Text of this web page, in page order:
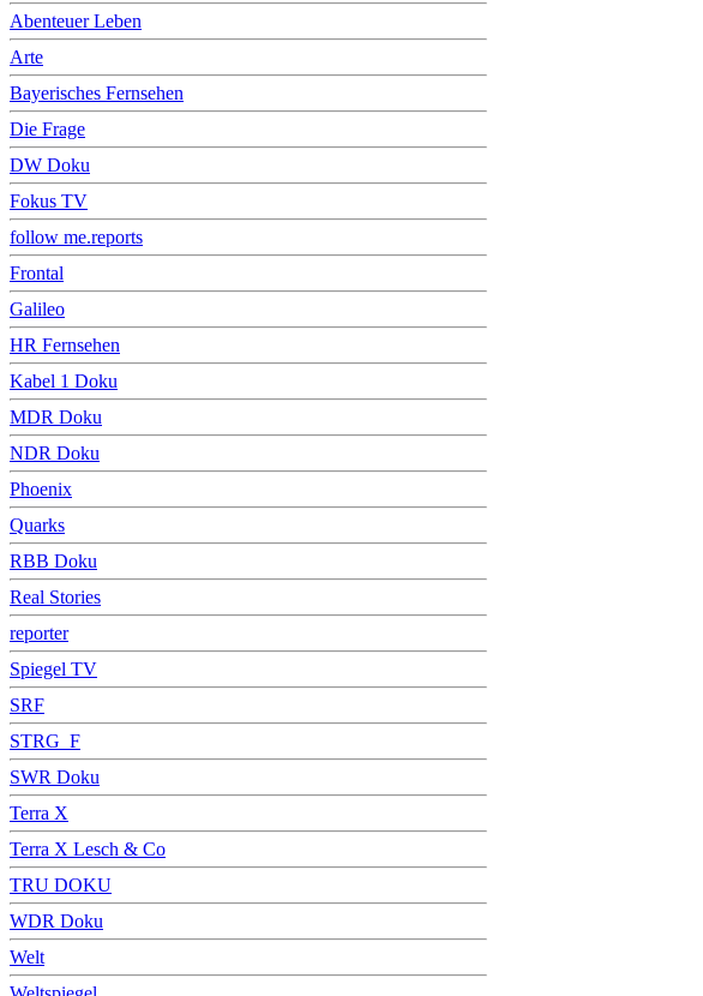
Abenteuer Leben
Arte
Bayerisches Fernsehen
Die Frage
DW Doku
Fokus TV
follow me.reports
Frontal
Galileo
HR Fernsehen
Kabel 1 Doku
MDR Doku
NDR Doku
Phoenix
Quarks
RBB Doku
Real Stories
reporter
Spiegel TV
SRF
STRG_F
SWR Doku
Terra X
Terra X Lesch & Co
TRU DOKU
WDR Doku
Welt